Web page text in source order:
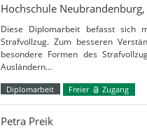
Hochschule
Diese Diplomarbeit befasst sich
Strafvollzug. Zum besseren
besondere Formen des
Ausländern…
Diplomarbeit Freier Zugang
Petra Preik